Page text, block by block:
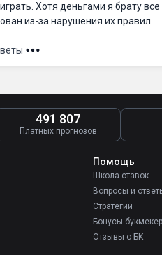
Хотя деньгами я брату
из-за нарушения их правил.
491 807
Платных прогнозов
Помощь
Школа ставок
Вопросы и
Стратегии
Бонусы
Отзывы о БК